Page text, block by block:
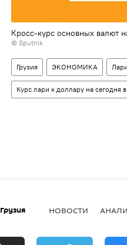
Кросс-курс основных валют
© Sputnik
Грузия ЭКОНОМИКА Лари
Курс лари к доллару на сегодня в
Грузия НОВОСТИ